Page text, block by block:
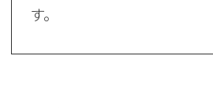
す。